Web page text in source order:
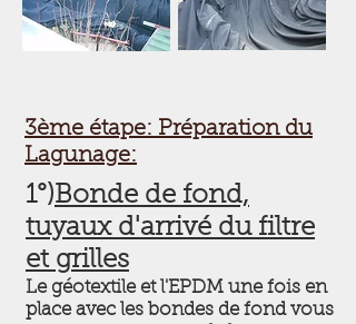
3ème étape: Préparation du
Lagunage:
1°)Bonde de fond,
tuyaux d'arrivé du filtre
et grilles
Le géotextile et l'EPDM une fois en
place avec les bondes de fond vous